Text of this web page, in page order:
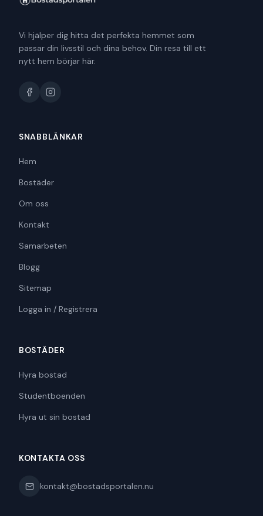
Vi hjälper dig hitta det perfekta hemmet som
passar din livsstil och dina behov. Din resa till ett
nytt hem börjar här.
SNABBLÄNKAR
Hem
Bostäder
Om oss
Kontakt
Samarbeten
Blogg
Sitemap
Logga in / Registrera
BOSTÄDER
Hyra bostad
Studentboenden
Hyra ut sin bostad
KONTAKTA OSS
kontakt@bostadsportalen.nu